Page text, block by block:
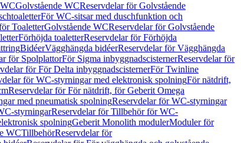
Golvstående WCReservdelar för Golvstående
För WC-sitsar med duschfunktion och
ToaletterGolvstående WCReservdelar för Golvstående
Förhöjda toaletterReservdelar för Förhöjda
BidéerVägghängda bidéerReservdelar för Vägghängda
för SpolplattorFör Sigma inbyggnadscisternerReservdelar för
för För Delta inbyggnadscisternerFör Twinline
för WC-styrningar med elektronisk spolningFör nätdrift,
Reservdelar för För nätdrift, för Geberit Omega
med pneumatisk spolningReservdelar för WC-styrningar
styrningarReservdelar för Tillbehör för WC-
spolningGeberit Monolith modulerModuler för
WCTillbehörReservdelar för